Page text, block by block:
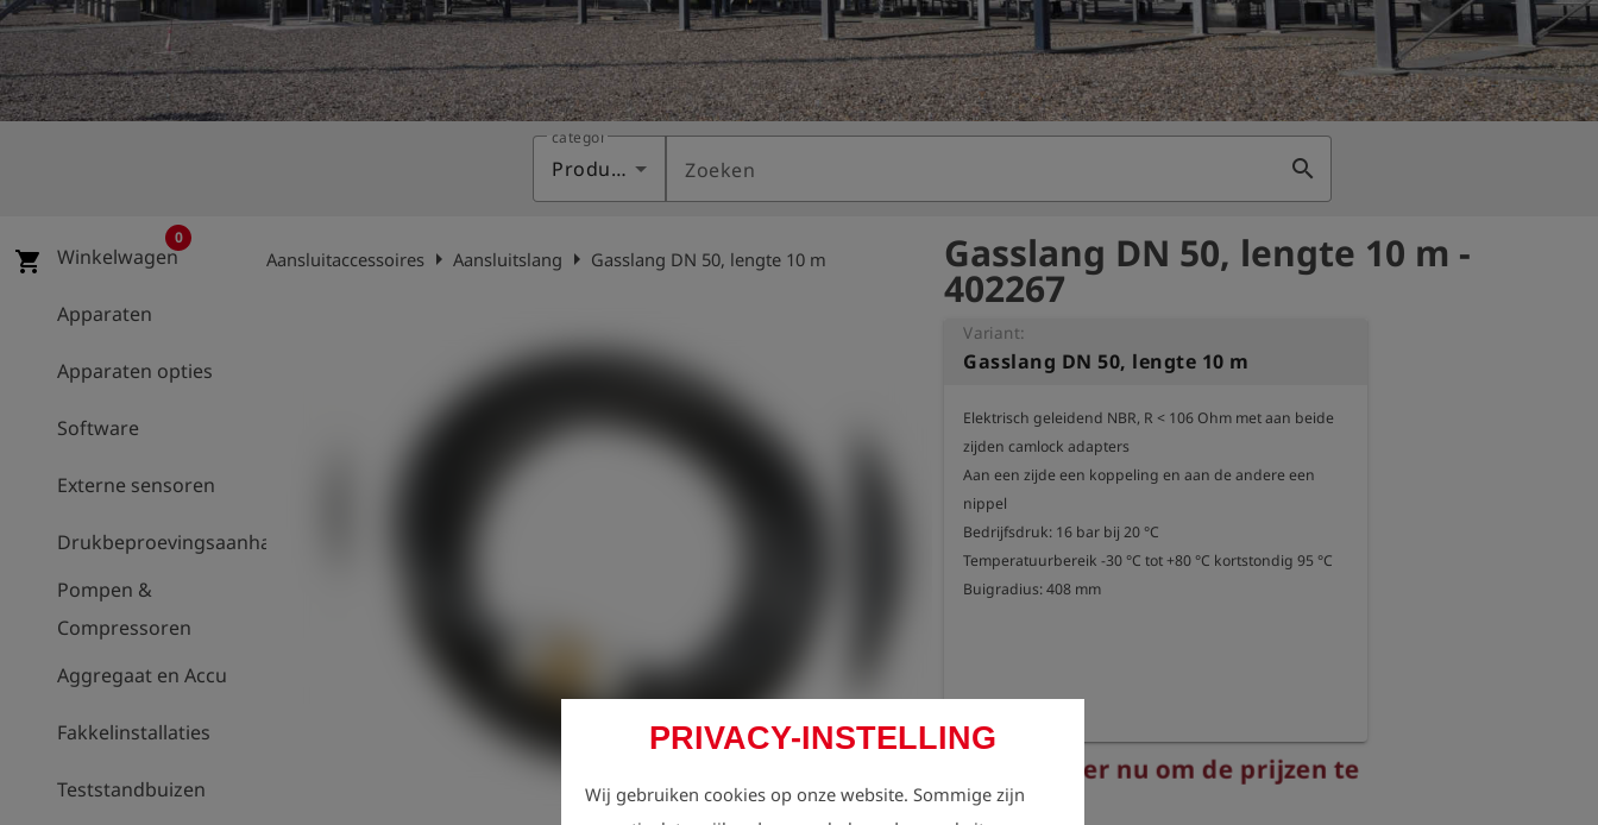
shieldRegistratie
PRIVACY-INSTELLING
Wij gebruiken cookies op onze website. Sommige zijn
categorie
Producten Zoeken search
shopping_cart Winkelwagen
0
Apparaten
Apparaten opties
Software
Externe sensoren
Drukbeproevingsaanhanger
Pompen &
Compressoren
Aggregaat en Accu
Fakkelinstallaties
Teststandbuizen
Aansluitaccessoires arrow_right Aansluitslang arrow_right Gasslang DN 50, lengte 10 m Gasslang DN 50, lengte 10 m -
402267
Variant:
Gasslang DN 50, lengte 10 m
Elektrisch geleidend NBR, R < 106 Ohm met aan beide
zijden camlock adapters
Aan een zijde een koppeling en aan de andere een
nippel
Bedrijfsdruk: 16 bar bij 20 °C
Temperatuurbereik -30 °C tot +80 °C kortstondig 95 °C
Buigradius: 408 mm
lock
Registreer nu om de prijzen te
zien.